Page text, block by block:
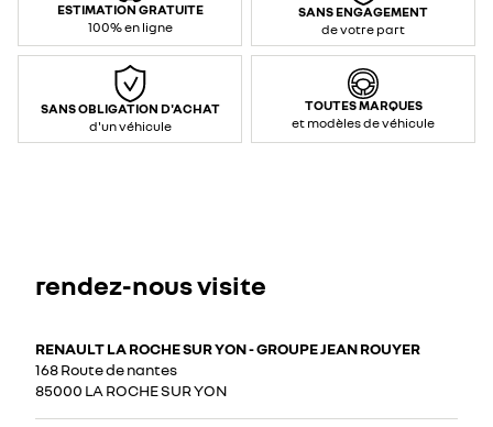
ESTIMATION GRATUITE
100% en ligne
SANS ENGAGEMENT
de votre part
SANS OBLIGATION D'ACHAT
d'un véhicule
TOUTES MARQUES
et modèles de véhicule
rendez-nous visite
RENAULT LA ROCHE SUR YON - GROUPE JEAN ROUYER
168 Route de nantes
85000 LA ROCHE SUR YON